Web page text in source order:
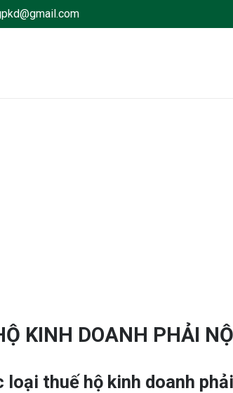
KINH DOANH PHẢI
loại thuế hộ kinh doanh